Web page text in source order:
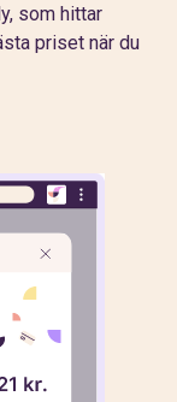
som hittar
priset när du